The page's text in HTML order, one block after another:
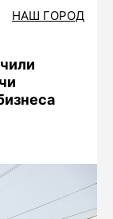
НАШ ГОРОД